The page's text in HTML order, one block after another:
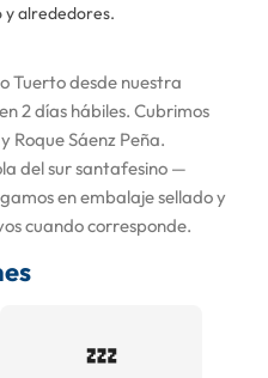
y alrededores.
Tuerto desde nuestra
2 días hábiles. Cubrimos
Roque Sáenz Peña.
del sur santafesino —
en embalaje sellado y
cuando corresponde.
💤